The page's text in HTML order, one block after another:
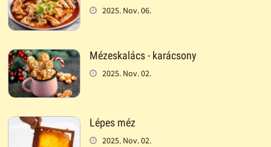
2025. Nov. 06.
Mézeskalács - karácsony
2025. Nov. 02.
Lépes méz
2025. Nov. 02.